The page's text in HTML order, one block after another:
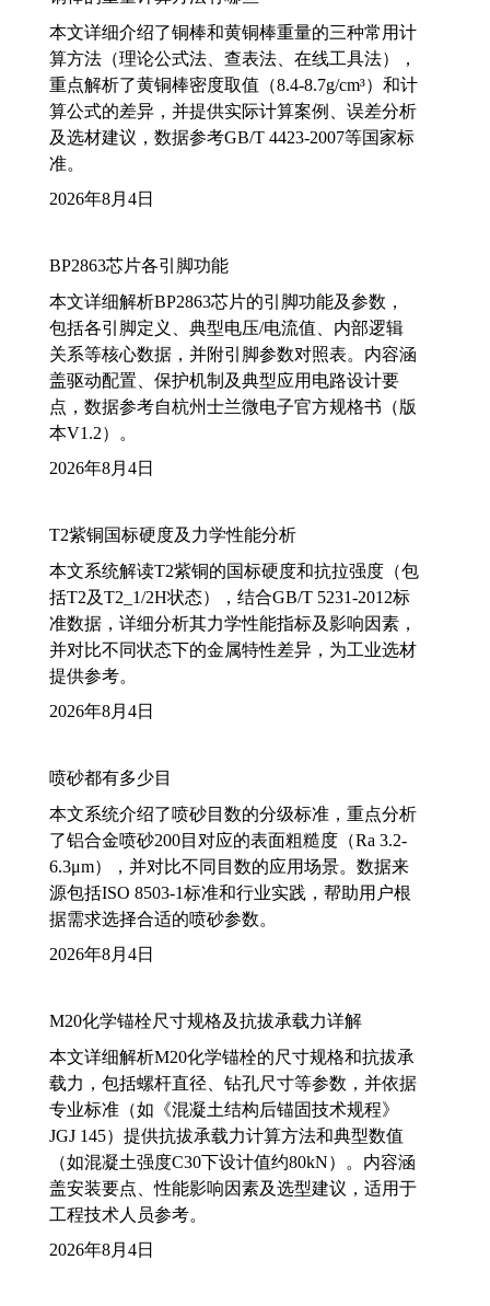
本文详细介绍了铜棒和黄铜棒重量的三种常用计
算方法（理论公式法、查表法、在线工具法），
重点解析了黄铜棒密度取值（8.4-8.7g/cm³）和计
算公式的差异，并提供实际计算案例、误差分析
及选材建议，数据参考GB/T 4423-2007等国家标
准。
2026年8月4日
BP2863芯片各引脚功能
本文详细解析BP2863芯片的引脚功能及参数，
包括各引脚定义、典型电压/电流值、内部逻辑
关系等核心数据，并附引脚参数对照表。内容涵
盖驱动配置、保护机制及典型应用电路设计要
点，数据参考自杭州士兰微电子官方规格书（版
本V1.2）。
2026年8月4日
T2紫铜国标硬度及力学性能分析
本文系统解读T2紫铜的国标硬度和抗拉强度（包
括T2及T2_1/2H状态），结合GB/T 5231-2012标
准数据，详细分析其力学性能指标及影响因素，
并对比不同状态下的金属特性差异，为工业选材
提供参考。
2026年8月4日
喷砂都有多少目
本文系统介绍了喷砂目数的分级标准，重点分析
了铝合金喷砂200目对应的表面粗糙度（Ra 3.2-
6.3μm），并对比不同目数的应用场景。数据来
源包括ISO 8503-1标准和行业实践，帮助用户根
据需求选择合适的喷砂参数。
2026年8月4日
M20化学锚栓尺寸规格及抗拔承载力详解
本文详细解析M20化学锚栓的尺寸规格和抗拔承
载力，包括螺杆直径、钻孔尺寸等参数，并依据
专业标准（如《混凝土结构后锚固技术规程》
JGJ 145）提供抗拔承载力计算方法和典型数值
（如混凝土强度C30下设计值约80kN）。内容涵
盖安装要点、性能影响因素及选型建议，适用于
工程技术人员参考。
2026年8月4日